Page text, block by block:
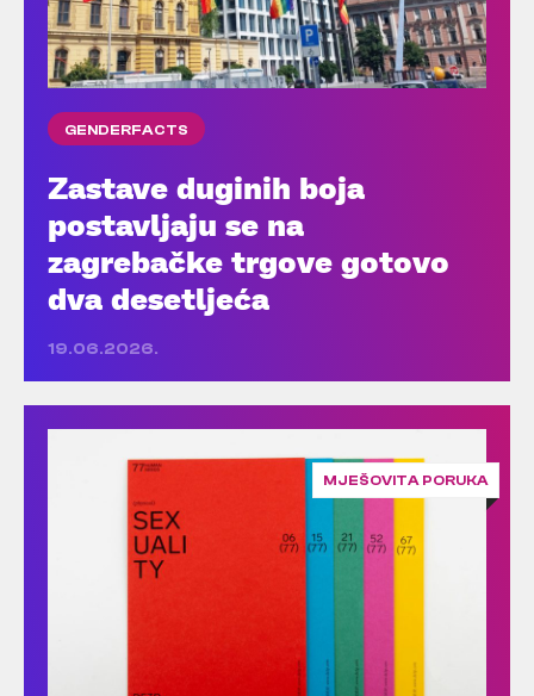
GENDERFACTS
Zastave duginih boja
postavljaju se na
zagrebačke trgove gotovo
dva desetljeća
19.06.2026.
MJEŠOVITA PORUKA